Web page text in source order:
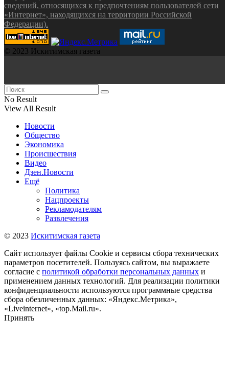
сведений, относящихся к предпочтениям пользователей сети
«Интернет», находящихся на территории Российской
Федерации).
© 2023 Искитимская газета
No Result
View All Result
Новости
Общество
Экономика
Происшествия
Видео
Дзен.Новости
Ещё
Политика
Нацпроекты
Рекламодателям
Развлечения
© 2023 Искитимская газета
Сайт использует файлы Cookie и сервисы сбора технических
параметров посетителей. Пользуясь сайтом, вы выражаете
согласие с политикой обработки персональных данных и
применением данных технологий. Для реализации политики
конфиденциальности используются программные средства
сбора обезличенных данных: «Яндекс.Метрика»,
«Liveinternet», «top.Mail.ru».
Принять